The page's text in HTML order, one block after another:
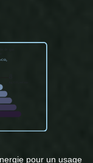
pour un usage